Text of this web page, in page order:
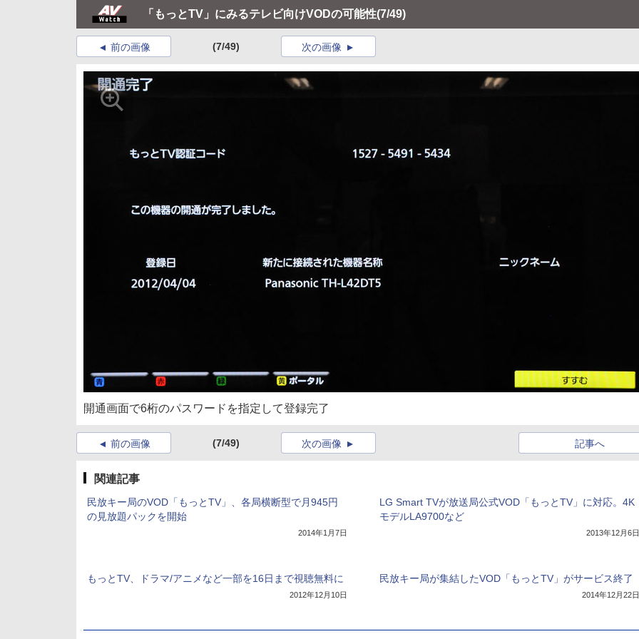
「もっとTV」にみるテレビ向けVODの可能性(7/49)
前の画像 (7/49) 次の画像
開通画面で6桁のパスワードを指定して登録完了
前の画像 (7/49) 記事へ
次の画像
関連記事
民放キー局のVOD「もっとTV」、各局横断型で月945円
の見放題パックを開始
2014年1月7日
LG Smart TVが放送局公式VOD「もっとTV」に対応。4K
モデルLA9700など
2013年12月6日
もっとTV、ドラマ/アニメなど一部を16日まで視聴無料に
2012年12月10日
民放キー局が集結したVOD「もっとTV」がサービス終了
2014年12月22日